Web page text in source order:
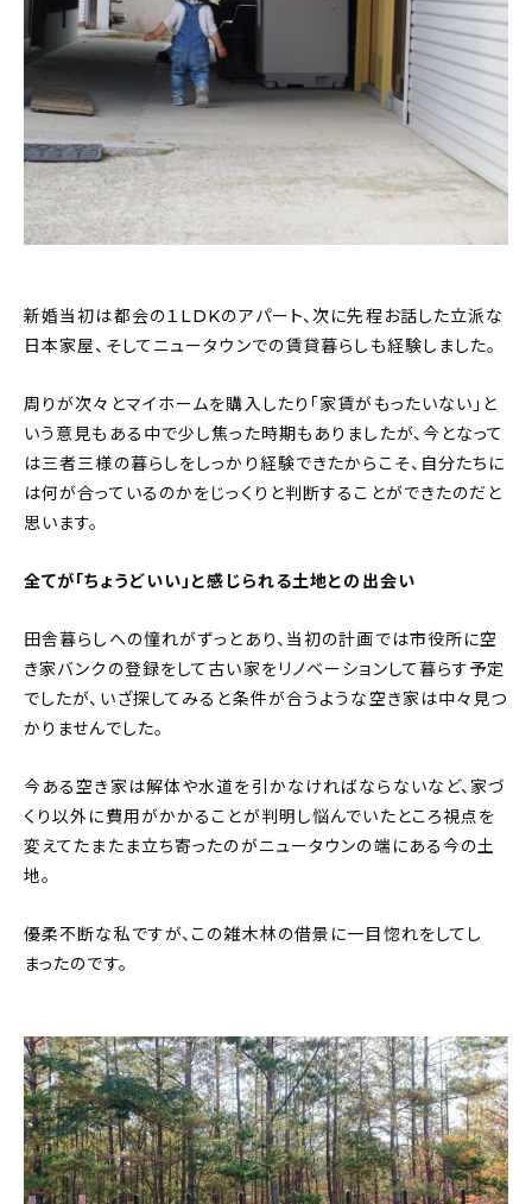
新婚当初は都会の１LDKのアパート、次に先程お話した立派な
日本家屋、そしてニュータウンでの賃貸暮らしも経験しました。
周りが次々とマイホームを購入したり「家賃がもったいない」と
いう意見もある中で少し焦った時期もありましたが、今となって
は三者三様の暮らしをしっかり経験できたからこそ、自分たちに
は何が合っているのかをじっくりと判断することができたのだと
思います。
全てが「ちょうどいい」と感じられる土地との出会い
田舎暮らしへの憧れがずっとあり、当初の計画では市役所に空
き家バンクの登録をして古い家をリノベーションして暮らす予定
でしたが、いざ探してみると条件が合うような空き家は中々見つ
かりませんでした。
今ある空き家は解体や水道を引かなければならないなど、家づ
くり以外に費用がかかることが判明し悩んでいたところ視点を
変えてたまたま立ち寄ったのがニュータウンの端にある今の土
地。
優柔不断な私ですが、この雑木林の借景に一目惚れをしてし
まったのです。